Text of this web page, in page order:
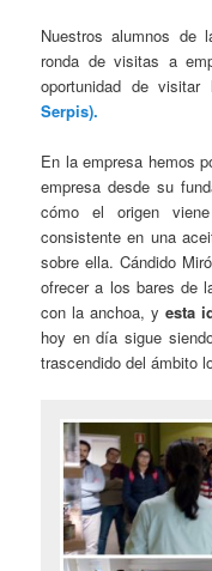
Nuestros alumnos de
ronda de visitas a
oportunidad de visitar
Serpis).
En la empresa hemos
empresa desde su
cómo el origen
consistente en una
sobre ella. Cándido
ofrecer a los bares de
con la anchoa, yesta
hoy en día sigue
trascendido del ámbito